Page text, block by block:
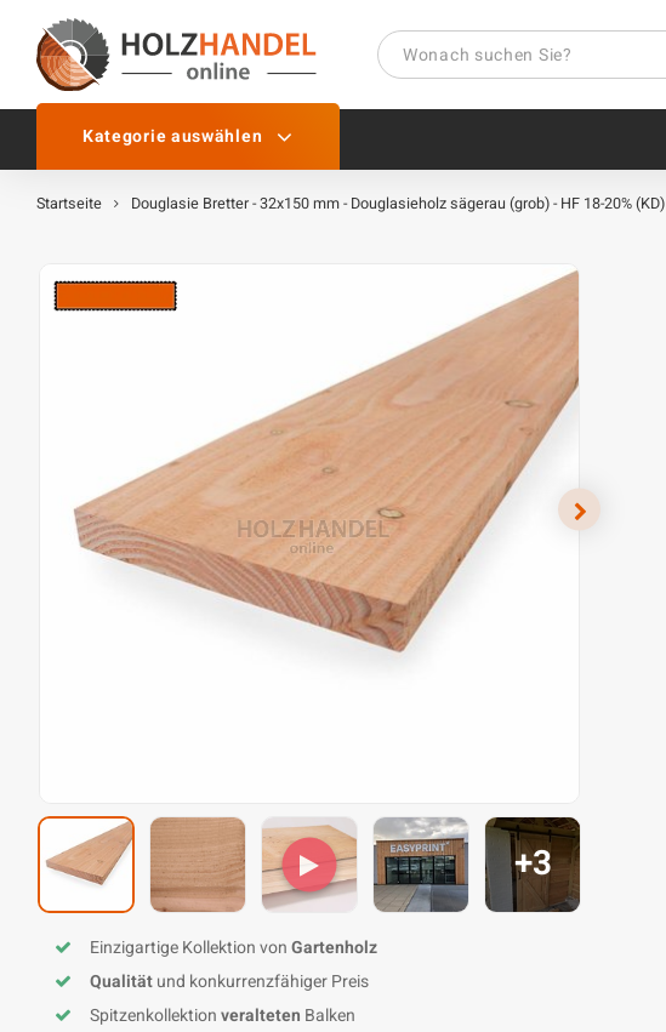
Kategorie auswählen
Startseite Douglasie Bretter - 32x150 mm - Douglasieholz sägerau (grob) - HF 18-20% (KD)
+3
Einzigartige Kollektion vonGartenholz
Qualitätund konkurrenzfähiger Preis
Spitzenkollektionveralteten Balken